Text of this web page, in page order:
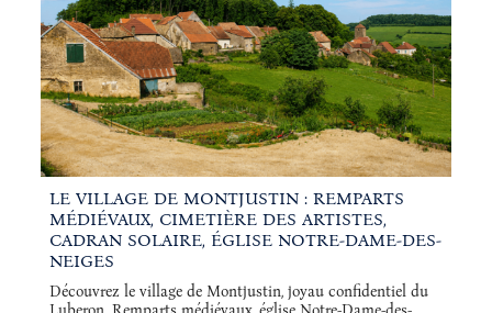
LE VILLAGE DE MONTJUSTIN : REMPARTS
MÉDIÉVAUX, CIMETIÈRE DES ARTISTES,
CADRAN SOLAIRE, ÉGLISE NOTRE-DAME-DES-
NEIGES
Découvrez le village de Montjustin, joyau confidentiel du